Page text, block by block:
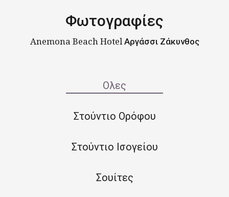
Φωτογραφίες
Anemona Beach Hotel Αργάσσι Ζάκυνθος
Ολες
Στούντιο Ορόφου
Στούντιο Ισογείου
Σουίτες
Στούντιο Ορόφου